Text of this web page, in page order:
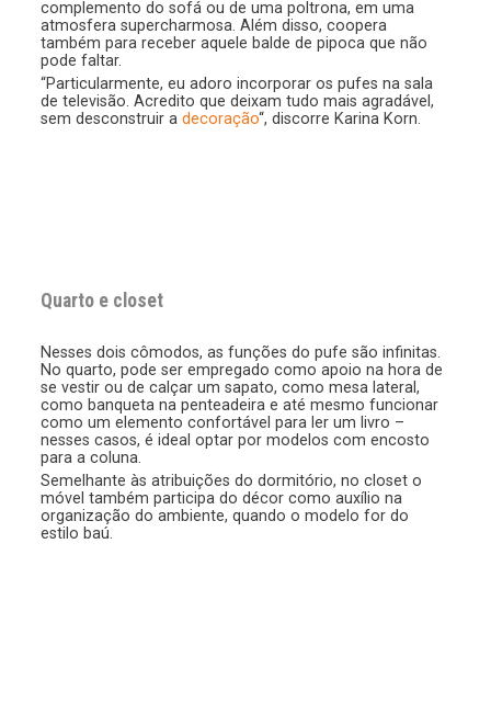
complemento do sofá ou de uma poltrona, em uma
atmosfera supercharmosa. Além disso, coopera
também para receber aquele balde de pipoca que não
pode faltar.
“Particularmente, eu adoro incorporar os pufes na sala
de televisão. Acredito que deixam tudo mais agradável,
sem desconstruir a decoração“, discorre Karina Korn.
Quarto e closet
Nesses dois cômodos, as funções do pufe são infinitas.
No quarto, pode ser empregado como apoio na hora de
se vestir ou de calçar um sapato, como mesa lateral,
como banqueta na penteadeira e até mesmo funcionar
como um elemento confortável para ler um livro –
nesses casos, é ideal optar por modelos com encosto
para a coluna.
Semelhante às atribuições do dormitório, no closet o
móvel também participa do décor como auxílio na
organização do ambiente, quando o modelo for do
estilo baú.